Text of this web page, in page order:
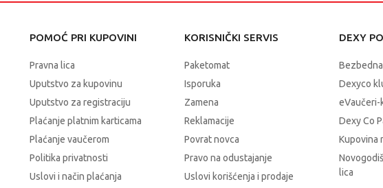
POMOĆ PRI KUPOVINI
Pravna lica
Uputstvo za kupovinu
Uputstvo za registraciju
Plaćanje platnim karticama
Plaćanje vaučerom
Politika privatnosti
Uslovi i način plaćanja
KORISNIČKI SERVIS
Paketomat
Isporuka
Zamena
Reklamacije
Povrat novca
Pravo na odustajanje
Uslovi korišćenja i prodaje
DEXY
Dexyco
Dexy Co
Kupovina
lica